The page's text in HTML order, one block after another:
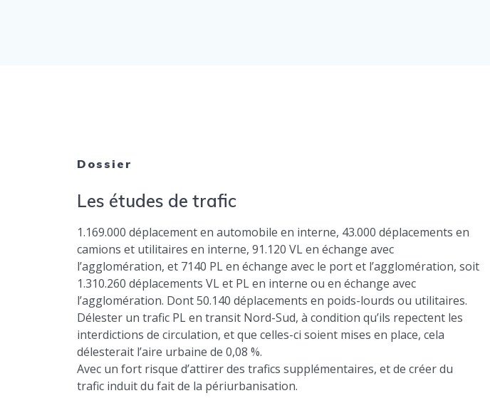
Dossier
Les études de trafic
1.169.000 déplacement en automobile en interne, 43.000 déplacements en
camions et utilitaires en interne, 91.120 VL en échange avec
l’agglomération, et 7140 PL en échange avec le port et l’agglomération, soit
1.310.260 déplacements VL et PL en interne ou en échange avec
l’agglomération. Dont 50.140 déplacements en poids-lourds ou utilitaires.
Délester un trafic PL en transit Nord-Sud, à condition qu’ils repectent les
interdictions de circulation, et que celles-ci soient mises en place, cela
délesterait l’aire urbaine de 0,08 %.
Avec un fort risque d’attirer des trafics supplémentaires, et de créer du
trafic induit du fait de la périurbanisation.